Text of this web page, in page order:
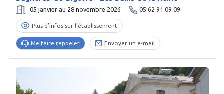
05 janvier au 28 novembre 2026 05 62 91 09 09
Plus d’infos sur l’établissement
Me faire rappeler Envoyer un e-mail